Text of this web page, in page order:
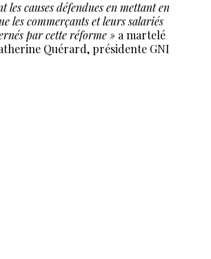
les causes défendues en mettant en
les commerçants et leurs salariés
par cette réforme » a martelé
Quérard, présidente GNI